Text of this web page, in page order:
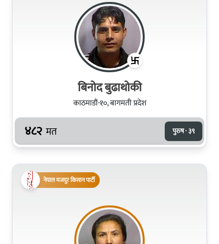
बिनोद बुढाथोकी
काठमाडौं-१०, बागमती प्रदेश
४८२ मत पुरुष · ३९
नेपाल मजदुर किसान पार्टी